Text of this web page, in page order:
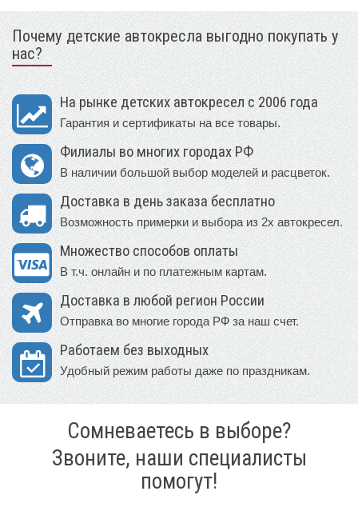
Почему детские автокресла выгодно покупать у
нас?
На рынке детских автокресел с 2006 года
Гарантия и сертификаты на все товары.
Филиалы во многих городах РФ
В наличии большой выбор моделей и расцветок.
Доставка в день заказа бесплатно
Возможность примерки и выбора из 2х автокресел.
Множество способов оплаты
В т.ч. онлайн и по платежным картам.
Доставка в любой регион России
Отправка во многие города РФ за наш счет.
Работаем без выходных
Удобный режим работы даже по праздникам.
Сомневаетесь в выборе?
Звоните, наши специалисты
помогут!